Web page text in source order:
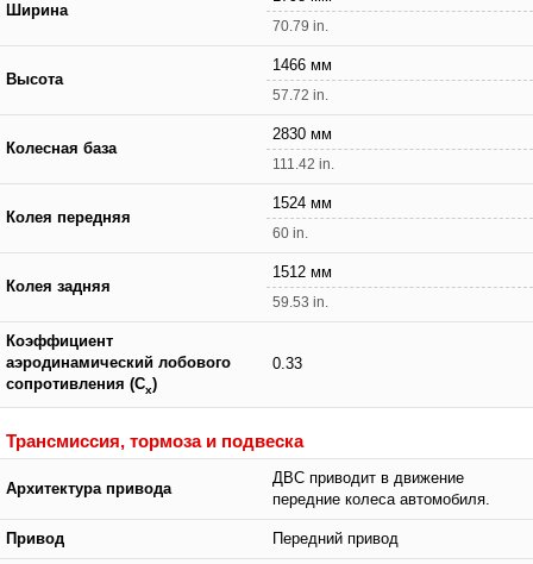
Ширина
70.79 in.
Высота
1466 мм
57.72 in.
Колесная база
2830 мм
111.42 in.
Колея передняя
1524 мм
60 in.
Колея задняя
1512 мм
59.53 in.
Коэффициент
аэродинамический лобового
сопротивления (Cx)
0.33
Трансмиссия, тормоза и подвеска
Архитектура привода
ДВС приводит в движение
передние колеса автомобиля.
Привод Передний привод